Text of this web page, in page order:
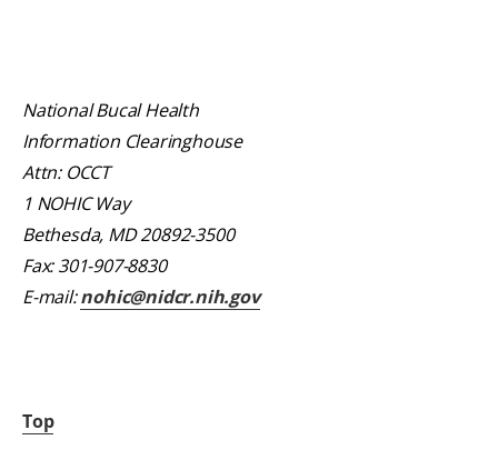
National Bucal Health
Information Clearinghouse
Attn: OCCT
1 NOHIC Way
Bethesda, MD 20892-3500
Fax: 301-907-8830
E-mail:nohic@nidcr.nih.gov
Top